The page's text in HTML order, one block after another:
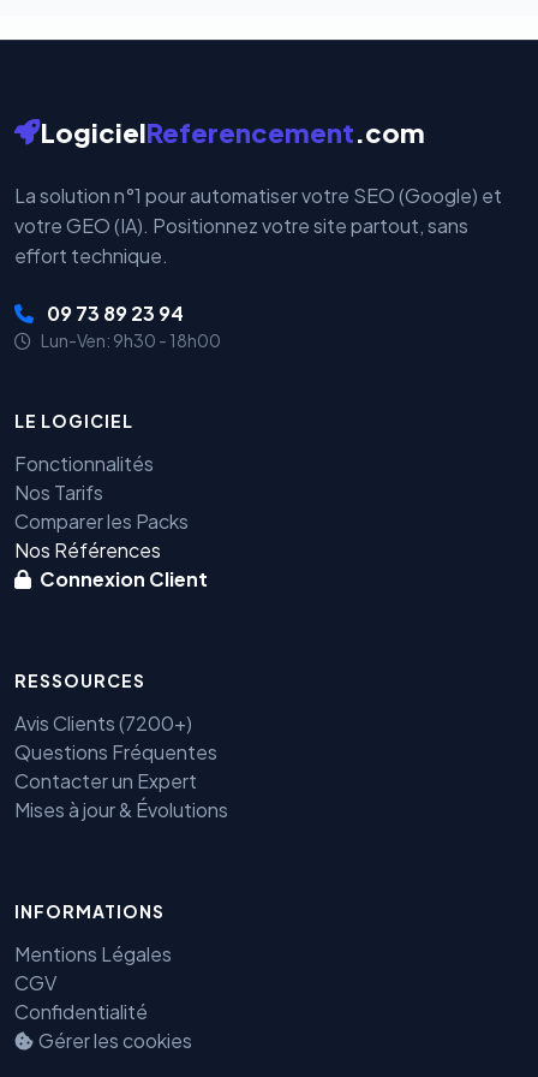
LogicielReferencement.com
La solution n°1 pour automatiser votre SEO (Google) et
votre GEO (IA). Positionnez votre site partout, sans
effort technique.
09 73 89 23 94
Lun-Ven: 9h30 - 18h00
LE LOGICIEL
Fonctionnalités
Nos Tarifs
Comparer les Packs
Nos Références
Connexion Client
RESSOURCES
Avis Clients (7200+)
Questions Fréquentes
Contacter un Expert
Mises à jour & Évolutions
INFORMATIONS
Mentions Légales
CGV
Confidentialité
Gérer les cookies